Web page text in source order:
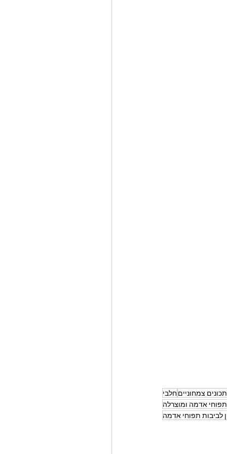
צמחונייםחלבי
אדמה ומוצרלה
לביבות תפוחי אדמה